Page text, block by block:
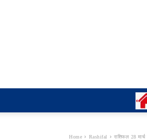
Home Rashifal राशिफल 28